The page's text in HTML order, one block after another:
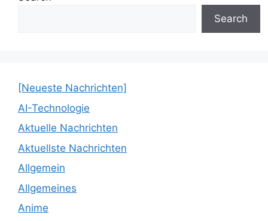
Search
[Neueste Nachrichten]
AI-Technologie
Aktuelle Nachrichten
Aktuellste Nachrichten
Allgemein
Allgemeines
Anime